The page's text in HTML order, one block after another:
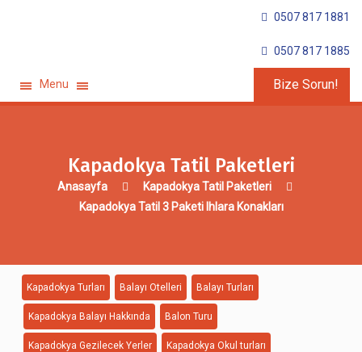
0507 817 1881
0507 817 1885
Bize Sorun!
Menu
Kapadokya Tatil Paketleri
Anasayfa
Kapadokya Tatil Paketleri
Kapadokya Tatil 3 Paketi Ihlara Konakları
Kapadokya Turları Balayı Otelleri Balayı Turları
Kapadokya Balayı Hakkında Balon Turu
Kapadokya Gezilecek Yerler Kapadokya Okul turları